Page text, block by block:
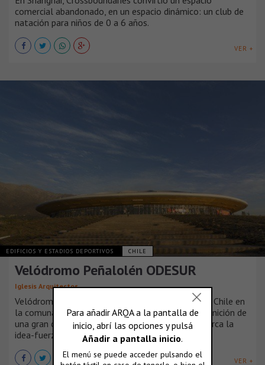
comercial abandonado, en un espacio dinámico: un club de
natación para niños de 0 a 6 años.
VER +
EDIFICIOS Y ESTADIOS DEPORTIVOS CHILE
Velódromo Peñalolén ODESUR
Iglesis Arquitectos
Velódromo del Instituto Nacional del Deporte de Chile en
la comuna Peñalolén de Santiago de Chile. La definición de
una gran cubierta aérea y suspendida en el aire marca la
idea-fuerza del diseño arquitectónico.
VER +